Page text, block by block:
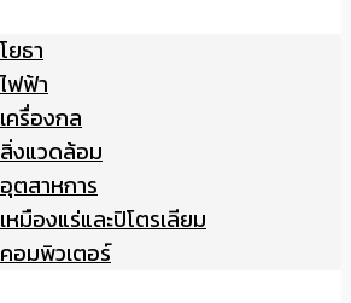
ยธา
ฟฟ้า
ครื่องกล
งแวดล้อม
ตสาหการ
หมืองแร่และปิโตรเลียม
อมพิวเตอร์